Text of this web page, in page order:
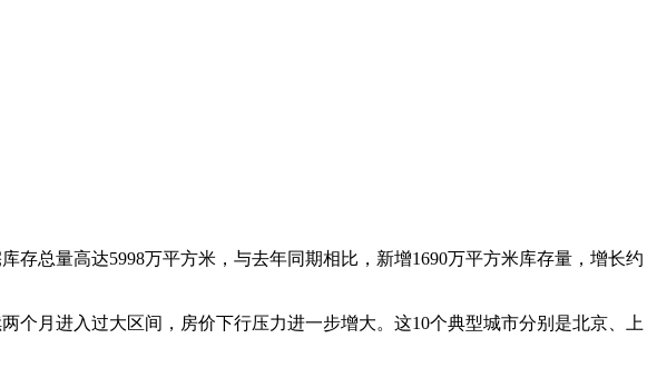
存总量高达5998万平方米，与去年同期相比，新增1690万平方米库存量，增长约
月进入过大区间，房价下行压力进一步增大。这10个典型城市分别是北京、上